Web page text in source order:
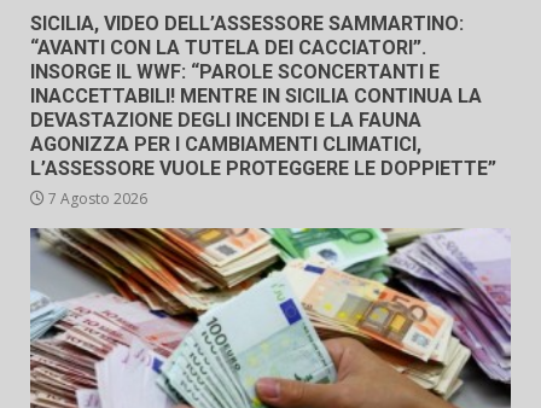
SICILIA, VIDEO DELL’ASSESSORE SAMMARTINO:
“AVANTI CON LA TUTELA DEI CACCIATORI”.
INSORGE IL WWF: “PAROLE SCONCERTANTI E
INACCETTABILI! MENTRE IN SICILIA CONTINUA LA
DEVASTAZIONE DEGLI INCENDI E LA FAUNA
AGONIZZA PER I CAMBIAMENTI CLIMATICI,
L’ASSESSORE VUOLE PROTEGGERE LE DOPPIETTE”
7 Agosto 2026